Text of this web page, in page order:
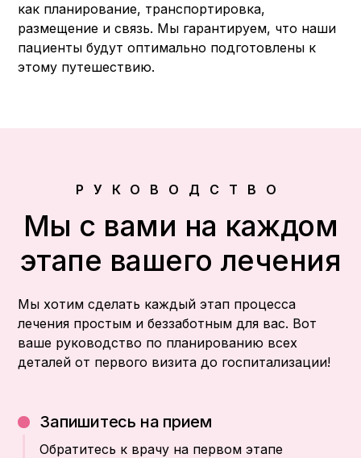
как планирование, транспортировка,
размещение и связь. Мы гарантируем, что наши
пациенты будут оптимально подготовлены к
этому путешествию.
РУКОВОДСТВО
Мы с вами на каждом
этапе вашего лечения
Мы хотим сделать каждый этап процесса
лечения простым и беззаботным для вас. Вот
ваше руководство по планированию всех
деталей от первого визита до госпитализации!
Запишитесь на прием
Обратитесь к врачу на первом этапе